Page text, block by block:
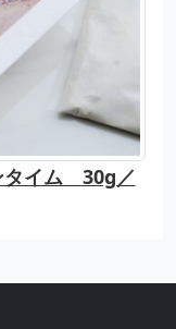
イム 30g／